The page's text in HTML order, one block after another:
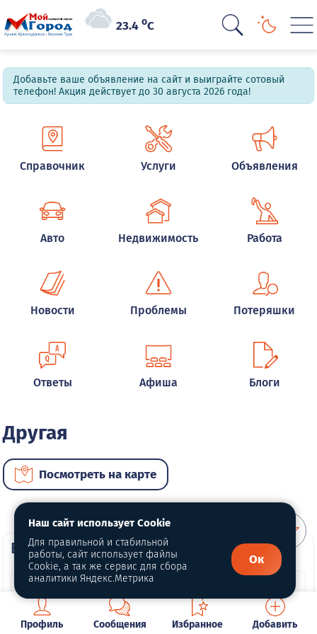
23.4oC
Добавьте ваше объявление на сайт и выиграйте сотовый
телефон! Акция действует до 30 августа 2026 года!
Справочник Услуги Объявления
Авто Недвижимость Работа
Новости Проблемы Потеряшки
Ответы Афиша Блоги
Другая
Посмотреть на карте
ВИП автомобили
Профиль Сообщения Избранное Добавить
Наш сайт использует Cookie
Для правильной и стабильной
работы, сайт использует файлы
Cookie, а так же сервис для сбора
аналитики Яндекс.Метрика
Ок